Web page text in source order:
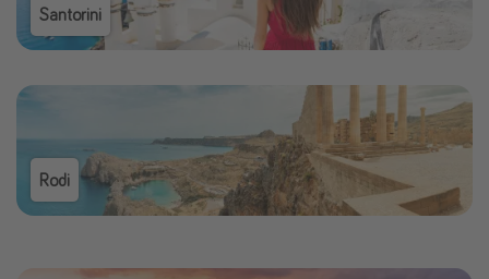
Santorini
Rodi